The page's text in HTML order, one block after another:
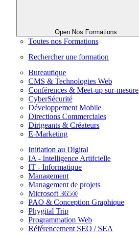
Open Nos Formations
Toutes nos Formations
Rechercher une formation
Bureautique
CMS & Technologies Web
Conférences & Meet-up sur-mesure
CyberSécurité
Développement Mobile
Directions Commerciales
Dirigeants & Créateurs
E-Marketing
Initiation au Digital
IA - Intelligence Artifcielle
IT - Informatique
Management
Management de projets
Microsoft 365®
PAO & Conception Graphique
Phygital Trip
Programmation Web
Référencement SEO / SEA